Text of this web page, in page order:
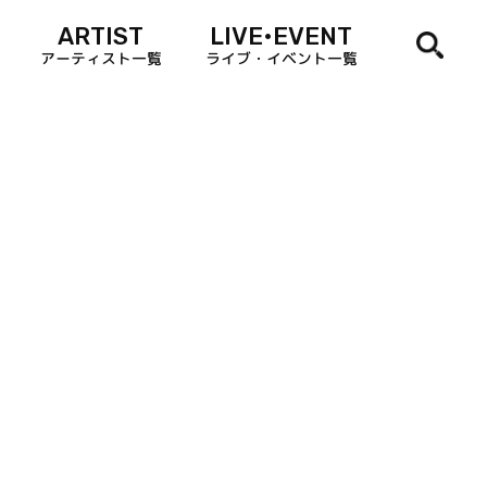
ARTIST
アーティスト一覧
LIVE•EVENT
ライブ・イベント一覧